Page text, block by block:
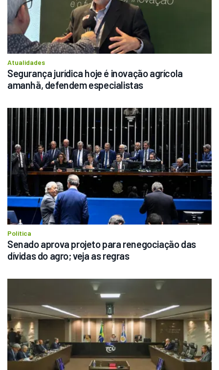
Atualidades
Segurança jurídica hoje é inovação agrícola
amanhã, defendem especialistas
Política
Senado aprova projeto para renegociação das
dívidas do agro; veja as regras